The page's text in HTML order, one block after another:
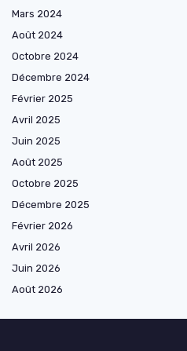
Mars 2024
Août 2024
Octobre 2024
Décembre 2024
Février 2025
Avril 2025
Juin 2025
Août 2025
Octobre 2025
Décembre 2025
Février 2026
Avril 2026
Juin 2026
Août 2026